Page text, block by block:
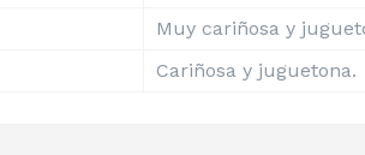
Muy cariñosa y
Cariñosa y juguetona.